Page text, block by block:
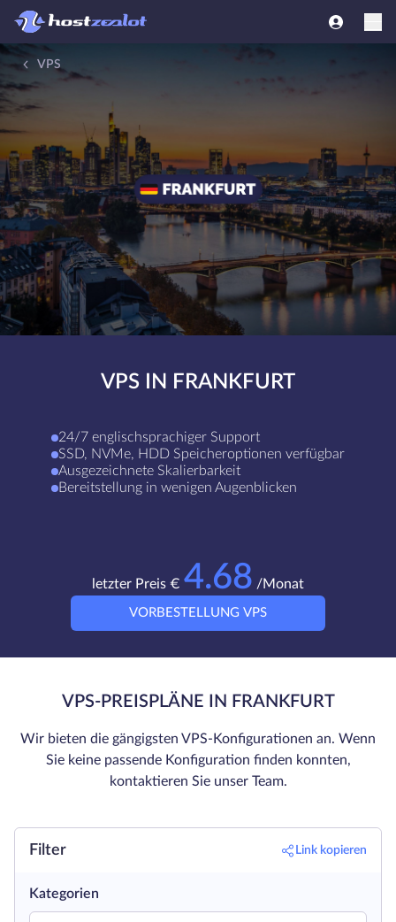
VPS
VPS IN FRANKFURT
24/7 englischsprachiger Support
SSD, NVMe, HDD Speicheroptionen verfügbar
Ausgezeichnete Skalierbarkeit
Bereitstellung in wenigen Augenblicken
letzter Preis € 4.68 /Monat
VORBESTELLUNG VPS
VPS-PREISPLÄNE IN FRANKFURT
Wir bieten die gängigsten VPS-Konfigurationen an. Wenn
Sie keine passende Konfiguration finden konnten,
kontaktieren Sie unser Team.
Filter Link kopieren
Kategorien